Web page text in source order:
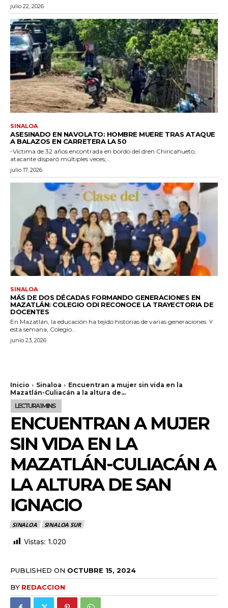
julio 22, 2026
SINALOA
ASESINADO EN NAVOLATO: HOMBRE MUERE TRAS ATAQUE
A BALAZOS EN CARRETERA LA 50
-Víctima de 32 años encontrada en bordo del dren Chiricahueto;
atacante disparó múltiples veces;...
julio 17, 2026
SINALOA
MÁS DE DOS DÉCADAS FORMANDO GENERACIONES EN
MAZATLÁN: COLEGIO ODI RECONOCE LA TRAYECTORIA DE
DOCENTES
En Mazatlán, la educación ha tejido historias de varias generaciones. Y
esta semana, Colegio...
junio 23, 2026